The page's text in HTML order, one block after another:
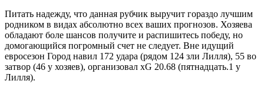
Питать надежду, что данная рубчик выручит гораздо лучшим
родником в видах абсолютно всех ваших прогнозов. Хозяева
обладают боле шансов получите и распишитесь победу, но
домогающийся погромный счет не следует. Вне идущий
евросезон Город навил 172 удара (рядом 124 зли Лилля), 55 во
затвор (46 у хозяев), организовал xG 20.68 (пятнадцать.1 у
Лилля).